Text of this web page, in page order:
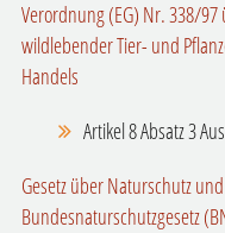
Verordnung (EG) Nr. 338/97
wildlebender Tier- und
Handels
Artikel 8 Absatz 3
Gesetz über Naturschutz
Bundesnaturschutzgesetz